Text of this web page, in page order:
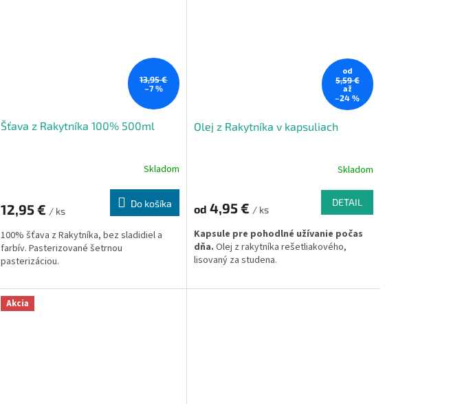
13,95 €
–7 %
Šťava z Rakytníka 100% 500ml
Skladom
12,95 € / ks
Do košíka
100% šťava z Rakytníka, bez sladidiel a
farbív. Pasterizované šetrnou
pasterizáciou.
od
5,59 €
až
–24 %
Olej z Rakytníka v kapsuliach
Skladom
od 4,95 € / ks
DETAIL
Kapsule pre pohodlné užívanie počas
dňa. Olej z rakytníka rešetliakového,
lisovaný za studena.
Akcia